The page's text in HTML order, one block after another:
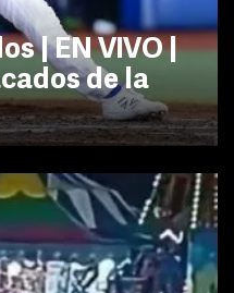
| EN VIVO |
de la